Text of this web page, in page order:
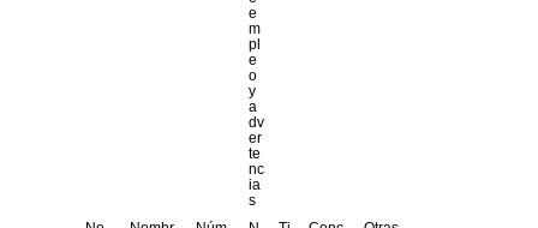
e
m
pl
e
o
y
a
dv
er
te
nc
ia
s